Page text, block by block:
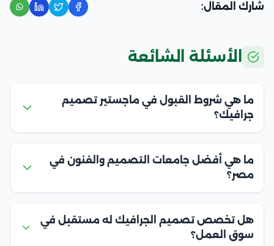
شارك المقال:
الأسئلة الشائعة
ما هي شروط القبول في ماجستير تصميم
جرافيك؟
ما هي أفضل جامعات التصميم والفنون في
مصر؟
هل تخصص تصميم الجرافيك له مستقبل في
سوق العمل؟